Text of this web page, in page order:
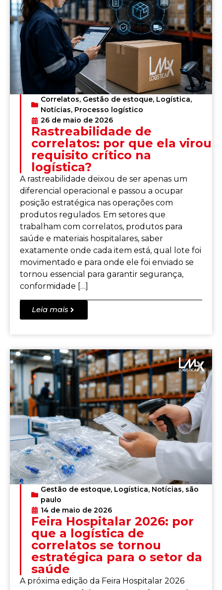
Correlatos, Gestão de estoque, Logística,
Notícias, Processo logístico
26 de maio de 2026
Rastreabilidade de
correlatos: por que ela virou
requisito crítico na
logística?
A rastreabilidade deixou de ser apenas um
diferencial operacional e passou a ocupar
posição estratégica nas operações com
produtos regulados. Em setores que
trabalham com correlatos, produtos para
saúde e materiais hospitalares, saber
exatamente onde cada item está, qual lote foi
movimentado e para onde ele foi enviado se
tornou essencial para garantir segurança,
conformidade […]
Leia mais
Gestão de estoque, Logística, Notícias, são
paulo
14 de maio de 2026
Feira Hospitalar 2026: por
que a logística de
correlatos se tornou
estratégica para o setor da
saúde
A próxima edição da Feira Hospitalar 2026